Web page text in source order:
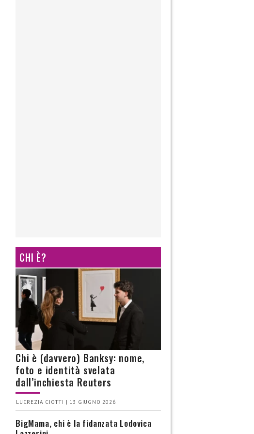
CHI È?
Chi è (davvero) Banksy: nome,
foto e identità svelata
dall’inchiesta Reuters
LUCREZIA CIOTTI | 13 GIUGNO 2026
BigMama, chi è la fidanzata Lodovica